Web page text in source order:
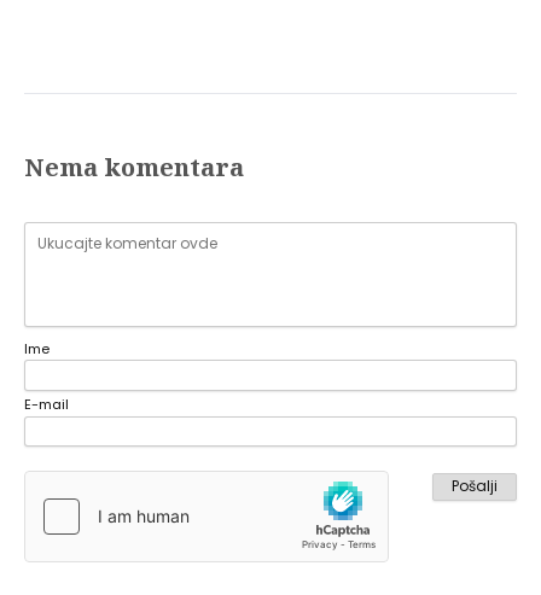
Nema komentara
Ime
E-mail